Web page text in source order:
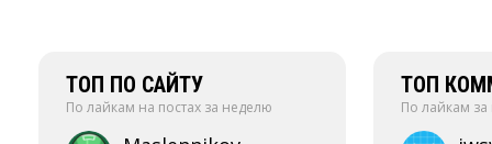
ТОП ПО САЙТУ
По лайкам на постах за неделю
ТОП
По лайкам